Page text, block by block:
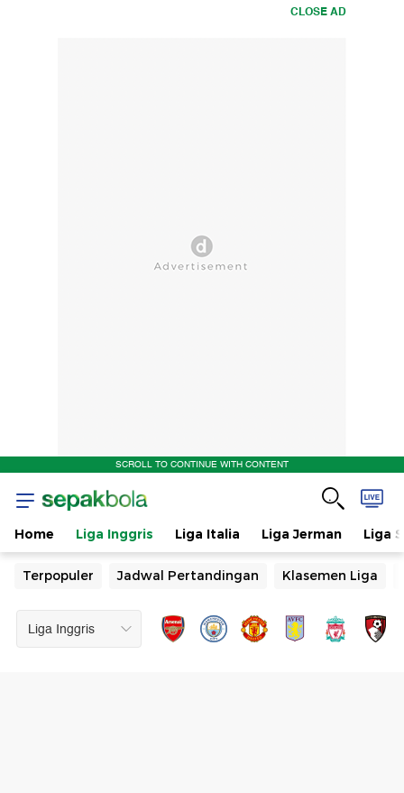
CLOSE AD
SCROLL TO CONTINUE WITH CONTENT
Home Liga Inggris Liga Italia Liga Jerman Liga
Terpopuler Jadwal Pertandingan Klasemen Liga